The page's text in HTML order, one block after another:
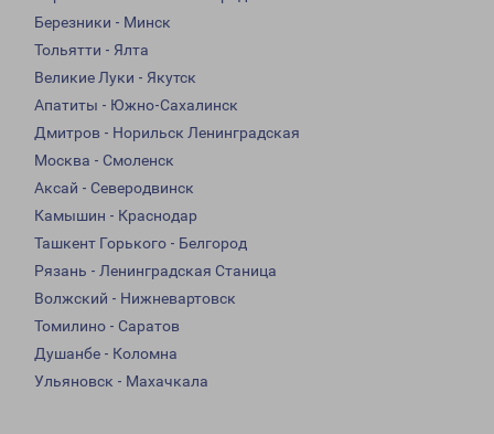
Березники - Минск
Тольятти - Ялта
Великие Луки - Якутск
Апатиты - Южно-Сахалинск
Дмитров - Норильск Ленинградская
Москва - Смоленск
Аксай - Северодвинск
Камышин - Краснодар
Ташкент Горького - Белгород
Рязань - Ленинградская Станица
Волжский - Нижневартовск
Томилино - Саратов
Душанбе - Коломна
Ульяновск - Махачкала